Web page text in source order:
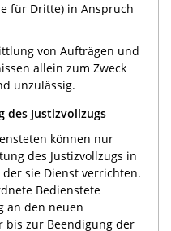
für Dritte) in Anspruch
von Aufträgen und
allein zum Zweck
unzulässig.
des Justizvollzugs
können nur
des Justizvollzugs in
sie Dienst verrichten.
Bedienstete
an den neuen
bis zur Beendigung der